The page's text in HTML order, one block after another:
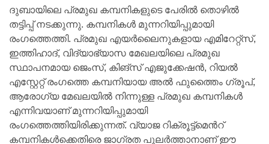
ദുബായിലെ പ്രമുഖ കമ്പനികളുടെ പേരിൽ തൊഴിൽ
തട്ടിപ്പ് നടക്കുന്നു. കമ്പനികൾ മുന്നറിയിപ്പുമായി
രംഗത്തെത്തി. പ്രമുഖ എയർലൈനുകളായ എമിറേറ്റ്സ്,
ഇത്തിഹാദ്, വിദ്യാഭ്യാസ മേഖലയിലെ പ്രമുഖ
സ്ഥാപനമായ ജെംസ്, കിങ്സ് എജുക്കേഷൻ, റിയൽ
എസ്റ്റേറ്റ് രംഗത്തെ കമ്പനിയായ അൽ ഫുത്തൈം ഗ്രൂപ്,
ആരോഗ്യ മേഖലയിൽ നിന്നുള്ള പ്രമുഖ കമ്പനികൾ
എന്നിവയാണ് മുന്നറിയിപ്പുമായി
രംഗത്തെത്തിയിരിക്കുന്നത്. വ്യാജ റിക്രൂട്ട്മെന്‍റ്
കമ്പനികൾക്കെതിരെ ജാഗ്രത പുലർത്താനാണ് ഈ